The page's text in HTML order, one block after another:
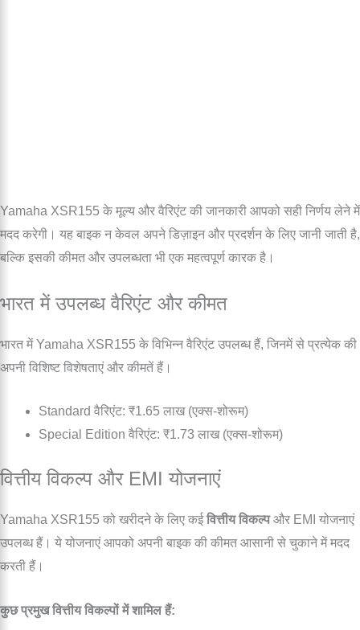
Yamaha XSR155 के मूल्य और वैरिएंट की जानकारी आपको सही निर्णय लेने में
मदद करेगी। यह बाइक न केवल अपने डिज़ाइन और प्रदर्शन के लिए जानी जाती है,
बल्कि इसकी कीमत और उपलब्धता भी एक महत्वपूर्ण कारक है।
भारत में उपलब्ध वैरिएंट और कीमत
भारत में Yamaha XSR155 के विभिन्न वैरिएंट उपलब्ध हैं, जिनमें से प्रत्येक की
अपनी विशिष्ट विशेषताएं और कीमतें हैं।
Standard वैरिएंट: ₹1.65 लाख (एक्स-शोरूम)
Special Edition वैरिएंट: ₹1.73 लाख (एक्स-शोरूम)
वित्तीय विकल्प और EMI योजनाएं
Yamaha XSR155 को खरीदने के लिए कईवित्तीय विकल्पऔर EMI योजनाएं
उपलब्ध हैं। ये योजनाएं आपको अपनी बाइक की कीमत आसानी से चुकाने में मदद
करती हैं।
कुछ प्रमुख वित्तीय विकल्पों में शामिल हैं: